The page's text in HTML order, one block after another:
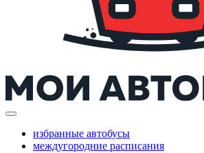
избранные автобусы
междугородние расписания